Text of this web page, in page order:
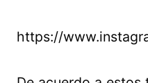
https://